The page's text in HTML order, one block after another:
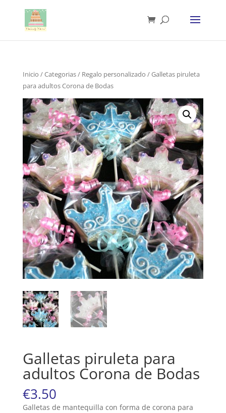
Inicio /Categorias/ Regalo personalizado / Galletas piruleta
para adultos Corona de Bodas
Galletas piruleta para
adultos Corona de Bodas
€3.50
Galletas de mantequilla con forma de corona para